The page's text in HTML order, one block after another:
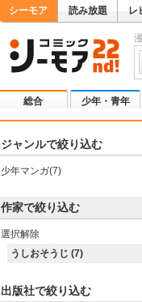
シーモア 読み放題 レ
総合 少年・青年
ジャンルで絞り込む
少年マンガ(7)
作家で絞り込む
選択解除
うしおそうじ (7)
出版社で絞り込む